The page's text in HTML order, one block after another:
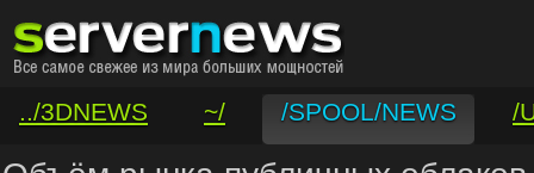
../3DNEWS ~/ /SPOOL/NEWS
/
/VAR/CONTACT